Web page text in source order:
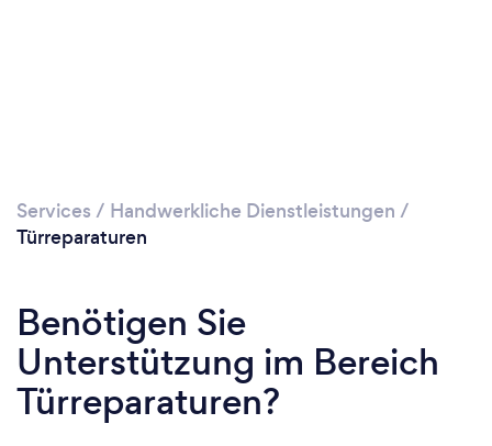
Services / Handwerkliche Dienstleistungen /
Türreparaturen
Benötigen Sie
Unterstützung im Bereich
Türreparaturen?